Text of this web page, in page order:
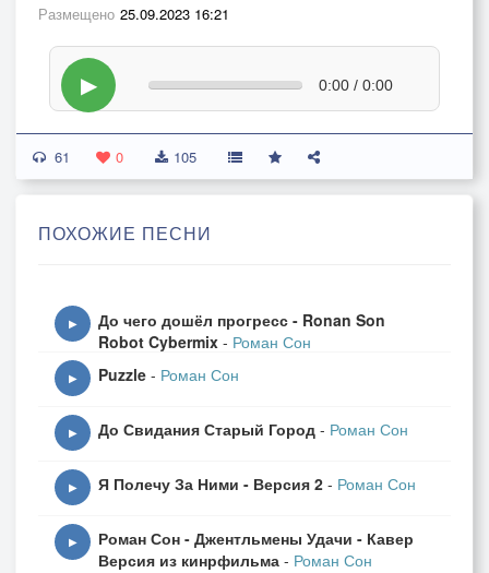
Размещено 25.09.2023 16:21
▶ 0:00 / 0:00
61 0 105
ПОХОЖИЕ ПЕСНИ
▶
До чего дошёл прогресс - Ronan Son
Robot Cybermix - Роман Сон
▶ Puzzle - Роман Сон
▶ До Свидания Старый Город - Роман Сон
▶ Я Полечу За Ними - Версия 2 - Роман Сон
▶
Роман Сон - Джентльмены Удачи - Кавер
Версия из кинрфильма - Роман Сон